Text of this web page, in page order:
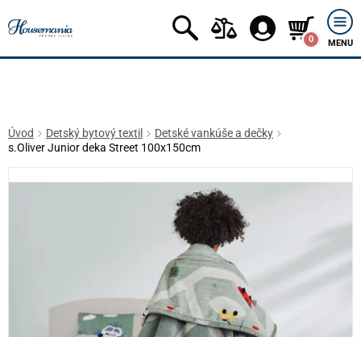
0 MENU
Úvod Detský bytový textil
Detské vankúše a dečky
s.Oliver Junior deka Street 100x150cm